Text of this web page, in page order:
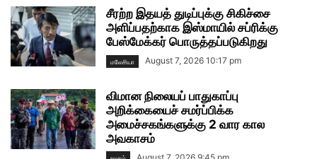
சீரற்ற இதயத் துடிப்புக்கு சிகிச்சை
அளிப்பதற்காக இஸ்மாயில் சப்ரிக்கு
பேஸ்மேக்கர் பொருத்தப்படுகிறது
மலேசியா August 7, 2026 10:17 pm
விமான நிலையப் பாதுகாப்பு
அறிக்கையைச் சமர்ப்பிக்க
அமைச்சகங்களுக்கு 2 வார கால
அவகாசம்